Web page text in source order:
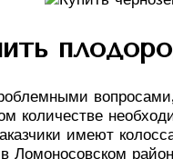
количестве
имеют